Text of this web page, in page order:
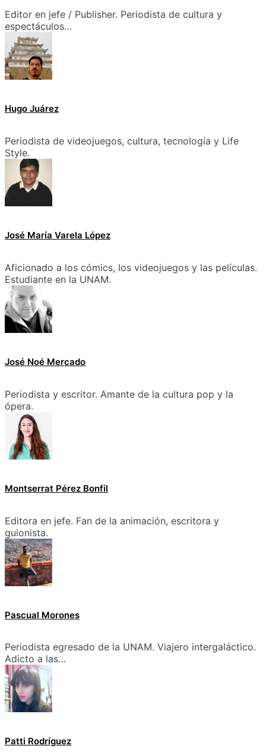
Editor en jefe / Publisher. Periodista de cultura y
espectáculos…
Hugo Juárez
Periodista de videojuegos, cultura, tecnología y Life
Style.
José María Varela López
Aficionado a los cómics, los videojuegos y las películas.
Estudiante en la UNAM.
José Noé Mercado
Periodista y escritor. Amante de la cultura pop y la
ópera.
Montserrat Pérez Bonfil
Editora en jefe. Fan de la animación, escritora y
guionista.
Pascual Morones
Periodista egresado de la UNAM. Viajero intergaláctico.
Adicto a las…
Patti Rodríguez